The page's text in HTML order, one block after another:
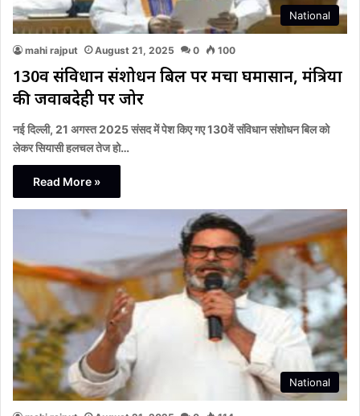
National
mahi rajput August 21, 2025 0 100
130वें संविधान संशोधन बिल पर मचा घमासान, मंत्रियों
की जवाबदेही पर जोर
नई दिल्ली, 21 अगस्त 2025 संसद में पेश किए गए 130वें संविधान संशोधन बिल को
लेकर सियासी हलचल तेज हो…
Read More »
National